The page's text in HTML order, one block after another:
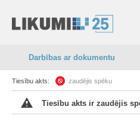
Darbības ar dokumentu
Tiesību akts: zaudējis spēku
Tiesību akts ir zaudējis